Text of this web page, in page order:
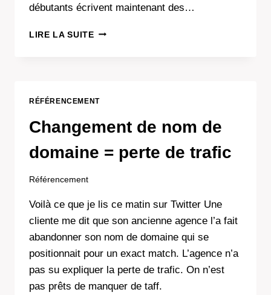
débutants écrivent maintenant des…
LIRE LA SUITELES
RÉFÉRENCEMENT
Changement de nom de
domaine = perte de trafic
Référencement
Voilà ce que je lis ce matin sur Twitter Une
cliente me dit que son ancienne agence l’a fait
abandonner son nom de domaine qui se
positionnait pour un exact match. L’agence n’a
pas su expliquer la perte de trafic. On n’est
pas prêts de manquer de taff.